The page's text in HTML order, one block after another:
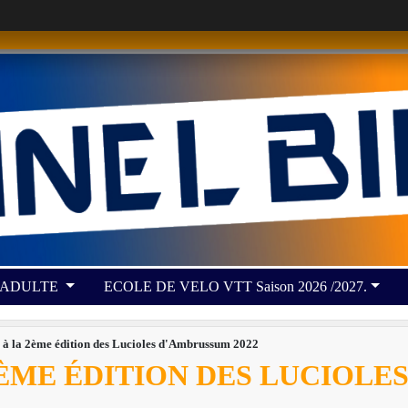
ECOLE DE VELO VTT Saison 2026 /2027.
la 2ème édition des Lucioles d'Ambrussum 2022
ÉDITION DES